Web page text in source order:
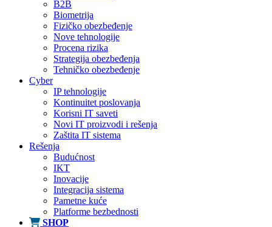
B2B
Biometrija
Fizičko obezbeđenje
Nove tehnologije
Procena rizika
Strategija obezbeđenja
Tehničko obezbeđenje
Cyber
IP tehnologije
Kontinuitet poslovanja
Korisni IT saveti
Novi IT proizvodi i rešenja
Zaštita IT sistema
Rešenja
Budućnost
IKT
Inovacije
Integracija sistema
Pametne kuće
Platforme bezbednosti
SHOP